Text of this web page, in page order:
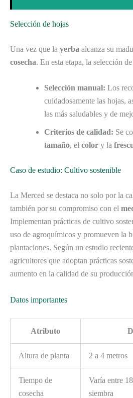
Selección de hojas
Una vez que la yerba alcanza su
cosecha. En esta etapa, la selección
Selección manual: Los
cuidadosamente las hojas,
las más saludables y de
Criterios de calidad: Se
tamaño, el color y la
Caso de estudio: Cultivo sostenible
La Merced se destaca no solo por la
también por su compromiso con el
Implementan prácticas de cultivo
uso de agroquímicos y promueven la
plantaciones. Según un estudio
agricultores que adoptan prácticas
aumento en la calidad de su
Datos importantes
Atributo
Altura de planta 2 a 4 metros
Tiempo de
cosecha
Varía entre
siembra